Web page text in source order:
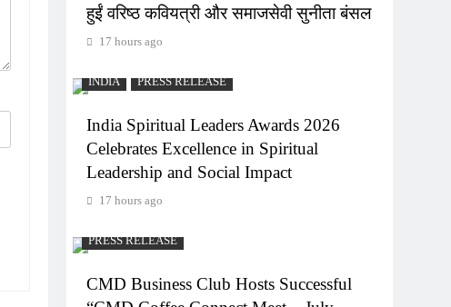
हुईं वरिष्ठ कवियत्री और समाजसेवी सुनीता बंसल
17 hours ago
INDIA PRESS RELEASE
India Spiritual Leaders Awards 2026
Celebrates Excellence in Spiritual
Leadership and Social Impact
17 hours ago
PRESS RELEASE
CMD Business Club Hosts Successful